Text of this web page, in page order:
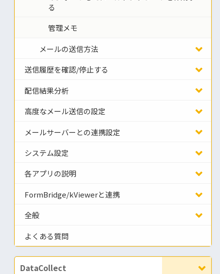
る
管理メモ
メールの送信方法
送信履歴を確認/停止する
配信結果分析
高度なメール送信の設定
メールサーバーとの連携設定
システム設定
各アプリの説明
FormBridge/kViewerと連携
全般
よくある質問
DataCollect